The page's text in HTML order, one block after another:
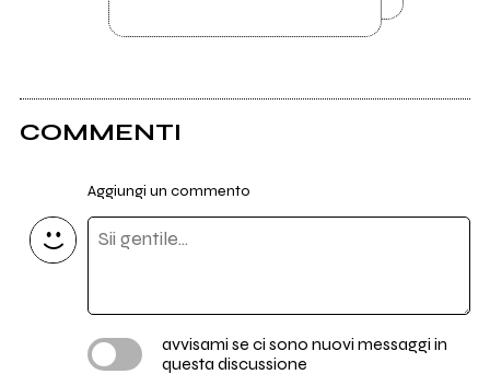
COMMENTI
Aggiungi un commento
avvisami se ci sono nuovi messaggi in
questa discussione